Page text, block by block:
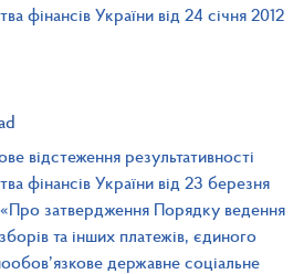
фінансів України від 24 січня 2012
відстеження результативності
фінансів України від 23 березня
затвердження Порядку ведення
та інших платежів, єдиного
державне соціальне